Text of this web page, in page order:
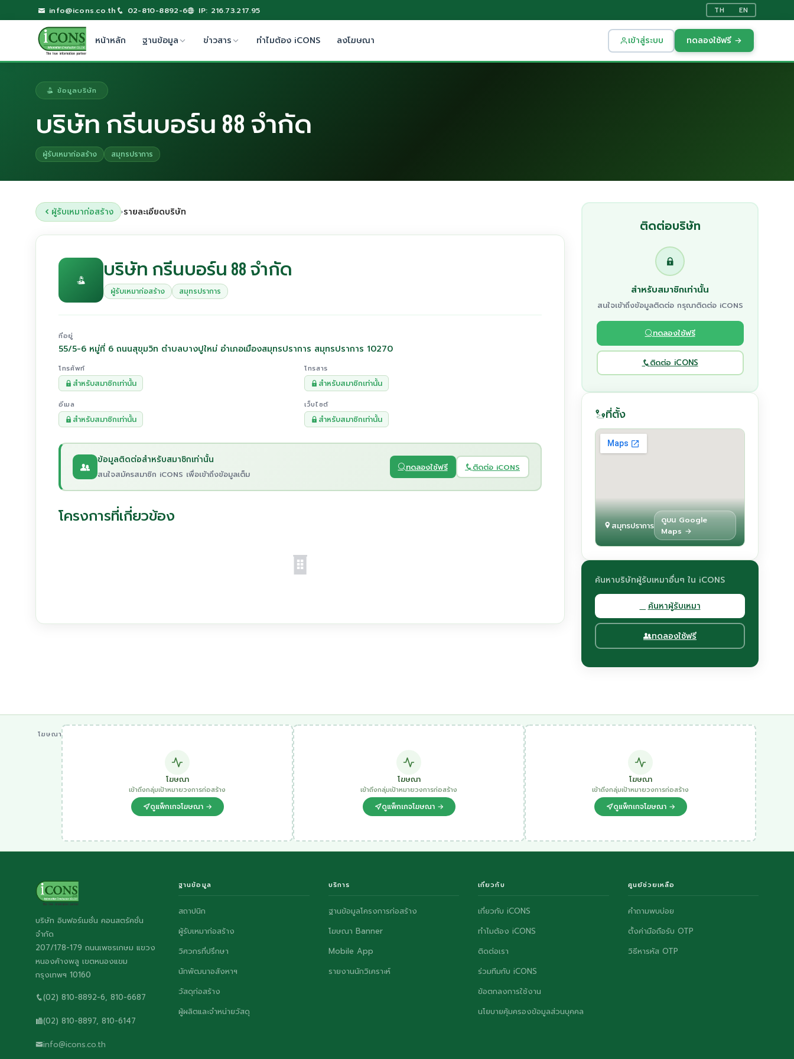
info@icons.co.th 02-810-8892-6 IP: 216.73.217.95 TH EN
หน้าหลัก ฐานข้อมูล ข่าวสาร ทำไมต้อง iCONS ลงโฆษณา เข้าสู่ระบบ ทดลองใช้ฟรี →
ข้อมูลบริษัท
บริษัท กรีนบอร์น 88 จำกัด
ผู้รับเหมาก่อสร้าง สมุทรปราการ
ผู้รับเหมาก่อสร้าง ›รายละเอียดบริษัท
บริษัท กรีนบอร์น 88 จำกัด
ผู้รับเหมาก่อสร้าง สมุทรปราการ
ที่อยู่
55/5-6 หมู่ที่ 6 ถนนสุขุมวิท ตำบลบางปูใหม่ อำเภอเมืองสมุทรปราการ สมุทรปราการ 10270
โทรศัพท์
สำหรับสมาชิกเท่านั้น
โทรสาร
สำหรับสมาชิกเท่านั้น
อีเมล
สำหรับสมาชิกเท่านั้น
เว็บไซต์
สำหรับสมาชิกเท่านั้น
ข้อมูลติดต่อสำหรับสมาชิกเท่านั้น
สนใจสมัครสมาชิก iCONS เพื่อเข้าถึงข้อมูลเต็ม
ทดลองใช้ฟรี ติดต่อ iCONS
โครงการที่เกี่ยวข้อง
ติดต่อบริษัท
สำหรับสมาชิกเท่านั้น
สนใจเข้าถึงข้อมูลติดต่อ กรุณาติดต่อ iCONS
ทดลองใช้ฟรี
ติดต่อ iCONS
ที่ตั้ง
สมุทรปราการ
ดูบน Google
Maps →
ค้นหาบริษัทผู้รับเหมาอื่นๆ ใน iCONS
ค้นหาผู้รับเหมา
ทดลองใช้ฟรี
โฆษณา
โฆษณา
เข้าถึงกลุ่มเป้าหมายวงการก่อสร้าง
ดูแพ็กเกจโฆษณา →
โฆษณา
เข้าถึงกลุ่มเป้าหมายวงการก่อสร้าง
ดูแพ็กเกจโฆษณา →
โฆษณา
เข้าถึงกลุ่มเป้าหมายวงการก่อสร้าง
ดูแพ็กเกจโฆษณา →
บริษัท อินฟอร์เมชั่น คอนสตรัคชั่น
จำกัด
207/178-179 ถนนเพชรเกษม แขวง
หนองค้างพลู เขตหนองแขม
กรุงเทพฯ 10160
(02) 810-8892-6, 810-6687
(02) 810-8897, 810-6147
info@icons.co.th
ฐานข้อมูล
สถาปนิก
ผู้รับเหมาก่อสร้าง
วิศวกรที่ปรึกษา
นักพัฒนาอสังหาฯ
วัสดุก่อสร้าง
ผู้ผลิตและจำหน่ายวัสดุ
บริการ
ฐานข้อมูลโครงการก่อสร้าง
โฆษณา Banner
Mobile App
รายงานนักวิเคราะห์
เกี่ยวกับ
เกี่ยวกับ iCONS
ทำไมต้อง iCONS
ติดต่อเรา
ร่วมทีมกับ iCONS
ข้อตกลงการใช้งาน
นโยบายคุ้มครองข้อมูลส่วนบุคคล
ศูนย์ช่วยเหลือ
คำถามพบบ่อย
ตั้งค่ามือถือรับ OTP
วิธีหารหัส OTP